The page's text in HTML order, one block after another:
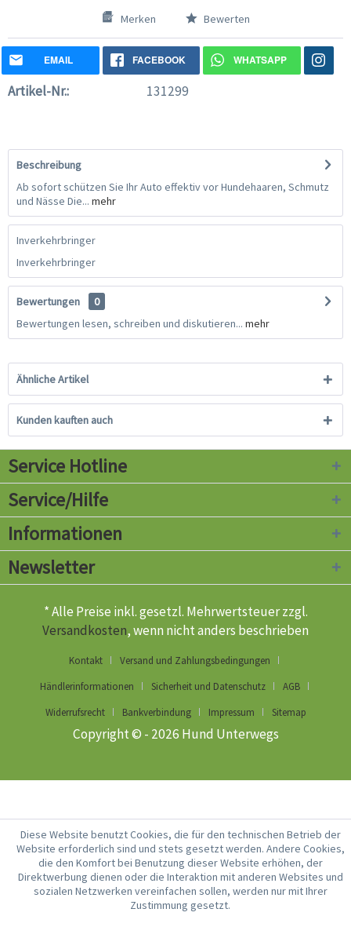
Merken Bewerten
EMAIL FACEBOOK WHATSAPP
Artikel-Nr.: 131299
Beschreibung
Ab sofort schützen Sie Ihr Auto effektiv vor Hundehaaren, Schmutz
und Nässe Die... mehr
Inverkehrbringer
Inverkehrbringer
Bewertungen
0
Bewertungen lesen, schreiben und diskutieren... mehr
Ähnliche Artikel
Kunden kauften auch
Service Hotline
Service/Hilfe
Informationen
Newsletter
* Alle Preise inkl. gesetzl. Mehrwertsteuer zzgl.
Versandkosten, wenn nicht anders beschrieben
Kontakt
Versand und Zahlungsbedingungen
Händlerinformationen
Sicherheit und Datenschutz
AGB
Widerrufsrecht
Bankverbindung Impressum Sitemap
Copyright © - 2026 Hund Unterwegs
Diese Website benutzt Cookies, die für den technischen Betrieb der
Website erforderlich sind und stets gesetzt werden. Andere Cookies,
die den Komfort bei Benutzung dieser Website erhöhen, der
Direktwerbung dienen oder die Interaktion mit anderen Websites und
sozialen Netzwerken vereinfachen sollen, werden nur mit Ihrer
Zustimmung gesetzt.